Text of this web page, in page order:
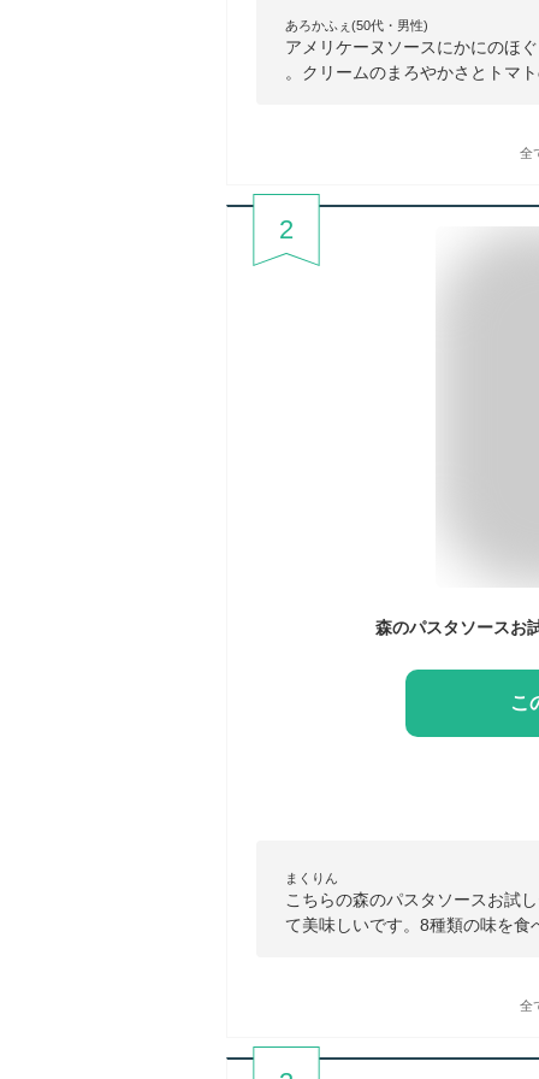
あろかふぇ(50代・男性)
アメリケーヌソースにかにのほ
。クリームのまろやかさとトマ
全
2
こ
まくりん
こちらの森のパスタソースお試
て美味しいです。8種類の味を食
全